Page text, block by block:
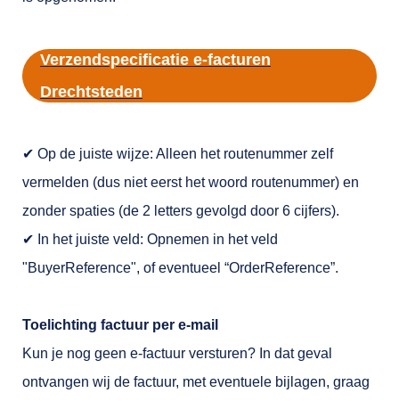
Verzendspecificatie e-facturen
Drechtsteden
✔ Op de juiste wijze: Alleen het routenummer zelf
vermelden (dus niet eerst het woord routenummer) en
zonder spaties (de 2 letters gevolgd door 6 cijfers).
✔ In het juiste veld: Opnemen in het veld
"BuyerReference", of eventueel “OrderReference”.
Toelichting factuur per e-mail
Kun je nog geen e-factuur versturen? In dat geval
ontvangen wij de factuur, met eventuele bijlagen, graag